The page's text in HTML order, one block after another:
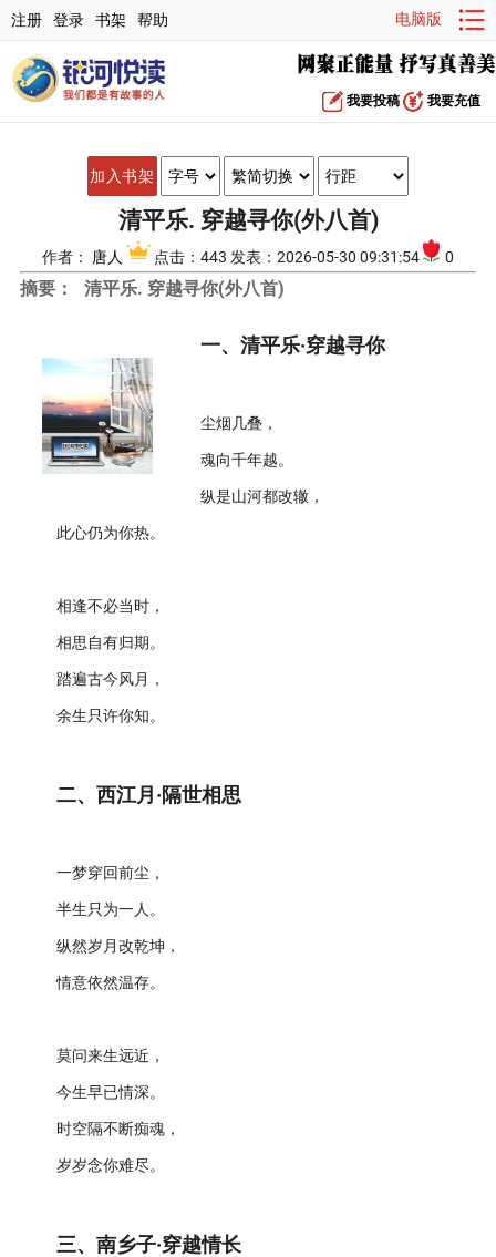
注册 登录 书架 帮助 电脑版
我要投稿 我要充值
加入书架
清平乐. 穿越寻你(外八首)
作者： 唐人 点击：443 发表：2026-05-30 09:31:54 0
摘要： 清平乐. 穿越寻你(外八首)
一、清平乐·穿越寻你
尘烟几叠，
魂向千年越。
纵是山河都改辙，
此心仍为你热。
相逢不必当时，
相思自有归期。
踏遍古今风月，
余生只许你知。
二、西江月·隔世相思
一梦穿回前尘，
半生只为一人。
纵然岁月改乾坤，
情意依然温存。
莫问来生远近，
今生早已情深。
时空隔不断痴魂，
岁岁念你难尽。
三、南乡子·穿越情长